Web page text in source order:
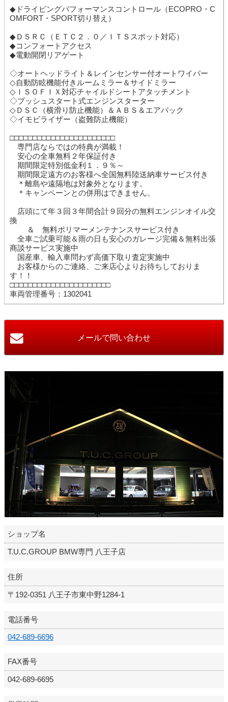
◆ドライビングパフォーマンスコントロール（ECOPRO・C
OMFORT・SPORT切り替え）
◆ＤＳＲＣ（ＥＴＣ２．０／ＩＴＳスポット対応）
◆コンフォートアクセス
◆電動開閉リアゲート
◇オートヘッドライト＆レインセンサー付オートワイパー
◇自動防眩機能付きルームミラー＆サイドミラー
◇ＩＳＯＦＩＸ対応チャイルドシートアタッチメント
◇プッシュスタート式エンジンスターター
◇ＤＳＣ（横滑り防止機能）＆ＡＢＳ＆エアバック
◇イモビライザー（盗難防止機能）
□□□□□□□□□□□□□□□□□□□□□□□
専門店ならではの特典が満載！
安心の全車無料２年保証付き
期間限定特別低金利１．９％～
期間限定遠方のお客様へ全国無料陸送納車サービス付き
＊離島や遠隔地は対象外となります。
＊キャンペーンとの併用はできません。
店頭にて年３回３年間合計９回分の無料エンジンオイル交
換
＆ 無料ポリマーメンテナンスサービス付き
全車ご試乗可能＆雨の日も安心のガレージ完備＆無料出張
商談サービス実施中
国産車、輸入車問わず高価下取り査定実施中
お客様からのご連絡、ご来店心よりお待ちしておりま
す！！
□□□□□□□□□□□□□□□□□□□□□□
車両管理番号：1302041
ショップ名
T.U.C.GROUP BMW専門 八王子店
住所
〒192-0351 八王子市東中野1284-1
電話番号
042-689-6696
FAX番号
042-689-6695